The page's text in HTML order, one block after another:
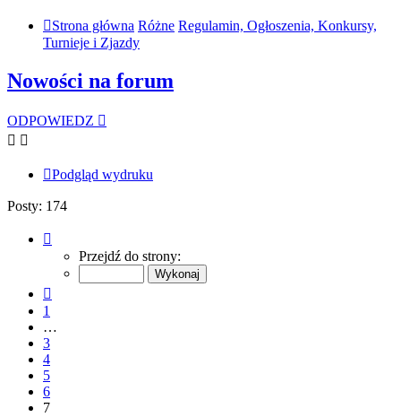
Strona główna Różne Regulamin, Ogłoszenia, Konkursy,
Turnieje i Zjazdy
Nowości na forum
ODPOWIEDZ
Podgląd wydruku
Posty: 174
Przejdź do strony:
1
…
3
4
5
6
7